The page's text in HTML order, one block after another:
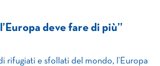
deve fare di più”
rifugiati e sfollati del mondo, l’Europa